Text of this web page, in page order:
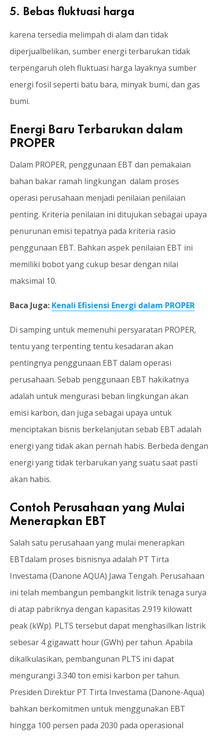
5. Bebas fluktuasi harga
karena tersedia melimpah di alam dan tidak
diperjualbelikan, sumber energi terbarukan tidak
terpengaruh oleh fluktuasi harga layaknya sumber
energi fosil seperti batu bara, minyak bumi, dan gas
bumi.
Energi Baru Terbarukan dalam
PROPER
Dalam PROPER, penggunaan EBT dan pemakaian
bahan bakar ramah lingkungan dalam proses
operasi perusahaan menjadi penilaian penilaian
penting. Kriteria penilaian ini ditujukan sebagai upaya
penurunan emisi tepatnya pada kriteria rasio
penggunaan EBT. Bahkan aspek penilaian EBT ini
memiliki bobot yang cukup besar dengan nilai
maksimal 10.
Baca Juga: Kenali Efisiensi Energi dalam PROPER
Di samping untuk memenuhi persyaratan PROPER,
tentu yang terpenting tentu kesadaran akan
pentingnya penggunaan EBT dalam operasi
perusahaan. Sebab penggunaan EBT hakikatnya
adalah untuk mengurasi beban lingkungan akan
emisi karbon, dan juga sebagai upaya untuk
menciptakan bisnis berkelanjutan sebab EBT adalah
energi yang tidak akan pernah habis. Berbeda dengan
energi yang tidak terbarukan yang suatu saat pasti
akan habis.
Contoh Perusahaan yang Mulai
Menerapkan EBT
Salah satu perusahaan yang mulai menerapkan
EBTdalam proses bisnisnya adalah PT Tirta
Investama (Danone AQUA) Jawa Tengah. Perusahaan
ini telah membangun pembangkit listrik tenaga surya
di atap pabriknya dengan kapasitas 2.919 kilowatt
peak (kWp). PLTS tersebut dapat menghasilkan listrik
sebesar 4 gigawatt hour (GWh) per tahun. Apabila
dikalkulasikan, pembangunan PLTS ini dapat
mengurangi 3.340 ton emisi karbon per tahun.
Presiden Direktur PT Tirta Investama (Danone-Aqua)
bahkan berkomitmen untuk menggunakan EBT
hingga 100 persen pada 2030 pada operasional